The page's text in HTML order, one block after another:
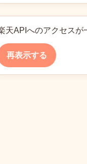
天APIへのアクセスが
再表示する